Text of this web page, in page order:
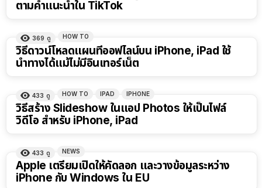
ตามคำแนะนำใน TikTok
369 ดู HOW TO
วิธีดาวน์โหลดแผนที่ออฟไลน์บน iPhone, iPad ใช้
นำทางได้แม้ไม่มีอินเทอร์เน็ต
433 ดู HOW TO IPAD IPHONE
วิธีสร้าง Slideshow ในแอป Photos ให้เป็นไฟล์
วิดีโอ สำหรับ iPhone, iPad
433 ดู NEWS
Apple เตรียมเปิดให้คัดลอก และวางข้อมูลระหว่าง
iPhone กับ Windows ใน EU